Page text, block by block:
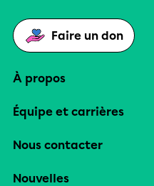
Faire un don
À propos
Équipe et carrières
Nous contacter
Nouvelles